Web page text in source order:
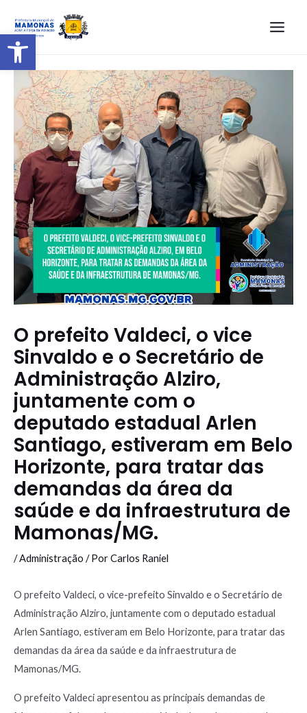
Barra de Ferramentas Aberta
O prefeito Valdeci, o vice
Sinvaldo e o Secretário de
Administração Alziro,
juntamente com o
deputado estadual Arlen
Santiago, estiveram em Belo
Horizonte, para tratar das
demandas da área da
saúde e da infraestrutura de
Mamonas/MG.
/Administração / PorCarlos Raniel
O prefeito Valdeci, o vice-prefeito Sinvaldo e o Secretário de
Administração Alziro, juntamente com o deputado estadual
Arlen Santiago, estiveram em Belo Horizonte, para tratar das
demandas da área da saúde e da infraestrutura de
Mamonas/MG.
O prefeito Valdeci apresentou as principais demandas de